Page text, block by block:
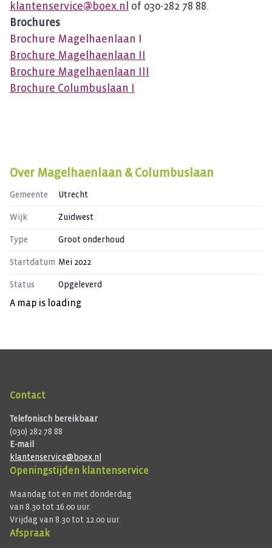
klantenservice@boex.nl
of 030-282 78 88.
Brochures
Brochure Magelhaenlaan I
Brochure Magelhaenlaan II
Brochure Magelhaenlaan III
Brochure Columbuslaan I
Over Magelhaenlaan & Columbuslaan
Gemeente Utrecht
Wijk Zuidwest
Type Groot onderhoud
Startdatum Mei 2022
Status Opgeleverd
A map is loading
Contact
Telefonisch bereikbaar
(030) 282 78 88
E-mail
klantenservice@boex.nl
Openingstijden klantenservice
Maandag tot en met donderdag
van 8.30 tot 16.00 uur.
Vrijdag van 8.30 tot 12.00 uur.
Afspraak